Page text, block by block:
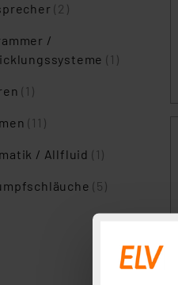
(2)
/
(1)
(1)
(11)
/ Allfluid (1)
(5)